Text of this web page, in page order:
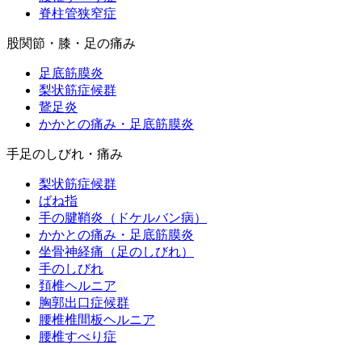
脊柱管狭窄症
股関節・膝・足の痛み
足底筋膜炎
梨状筋症候群
鵞足炎
かかとの痛み・足底筋膜炎
手足のしびれ・痛み
梨状筋症候群
ばね指
手の腱鞘炎（ドケルバン病）
かかとの痛み・足底筋膜炎
坐骨神経痛（足のしびれ）
手のしびれ
頚椎ヘルニア
胸郭出口症候群
腰椎椎間板ヘルニア
腰椎すべり症